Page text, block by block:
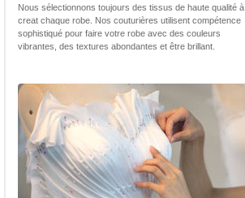
Nous sélectionnons toujours des tissus de haute qualité à
creat chaque robe. Nos couturières utilisent compétence
sophistiqué pour faire votre robe avec des couleurs
vibrantes, des textures abondantes et être brillant.